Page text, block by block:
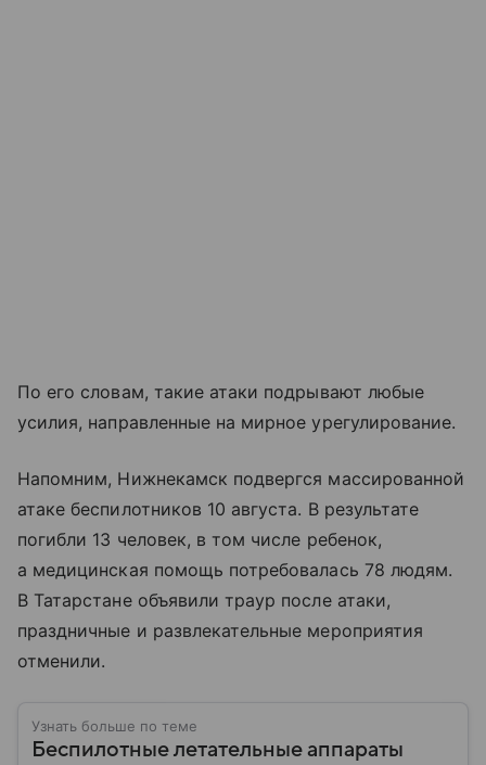
По его словам, такие атаки подрывают любые
усилия, направленные на мирное урегулирование.
Напомним, Нижнекамск подвергся массированной
атаке беспилотников 10 августа. В результате
погибли 13 человек, в том числе ребенок,
а медицинская помощь потребовалась 78 людям.
В Татарстане объявили траур после атаки,
праздничные и развлекательные мероприятия
отменили.
Узнать больше по теме
Беспилотные летательные аппараты